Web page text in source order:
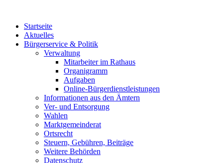
Startseite
Aktuelles
Bürgerservice & Politik
Verwaltung
Mitarbeiter im Rathaus
Organigramm
Aufgaben
Online-Bürgerdienstleistungen
Informationen aus den Ämtern
Ver- und Entsorgung
Wahlen
Marktgemeinderat
Ortsrecht
Steuern, Gebühren, Beiträge
Weitere Behörden
Datenschutz